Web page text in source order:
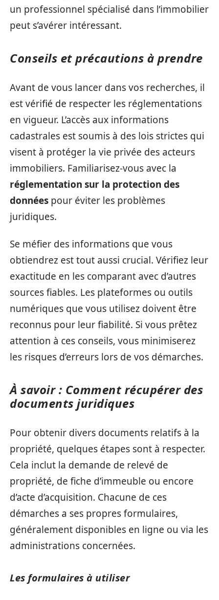
un professionnel spécialisé dans l’immobilier
peut s’avérer intéressant.
Conseils et précautions à prendre
Avant de vous lancer dans vos recherches, il
est vérifié de respecter les réglementations
en vigueur. L’accès aux informations
cadastrales est soumis à des lois strictes qui
visent à protéger la vie privée des acteurs
immobiliers. Familiarisez-vous avec la
réglementation sur la protection des
données pour éviter les problèmes
juridiques.
Se méfier des informations que vous
obtiendrez est tout aussi crucial. Vérifiez leur
exactitude en les comparant avec d’autres
sources fiables. Les plateformes ou outils
numériques que vous utilisez doivent être
reconnus pour leur fiabilité. Si vous prêtez
attention à ces conseils, vous minimiserez
les risques d’erreurs lors de vos démarches.
À savoir : Comment récupérer des
documents juridiques
Pour obtenir divers documents relatifs à la
propriété, quelques étapes sont à respecter.
Cela inclut la demande de relevé de
propriété, de fiche d’immeuble ou encore
d’acte d’acquisition. Chacune de ces
démarches a ses propres formulaires,
généralement disponibles en ligne ou via les
administrations concernées.
Les formulaires à utiliser